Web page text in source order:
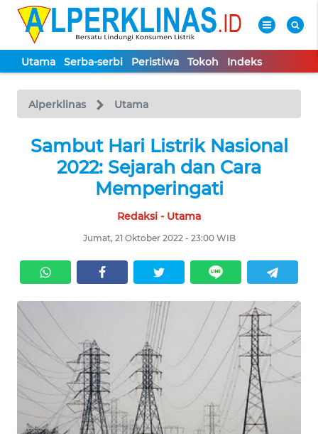
Utama Serba-serbi Peristiwa Tokoh Indeks
Alperklinas Utama
Sambut Hari Listrik Nasional
2022: Sejarah dan Cara
Memperingati
Redaksi - Utama
Jumat, 21 Oktober 2022 - 23:00 WIB
TV
Tutup
UTAMA
TOKOH
Informasi
INDEKS
BERITA
KONTAK
KAMI